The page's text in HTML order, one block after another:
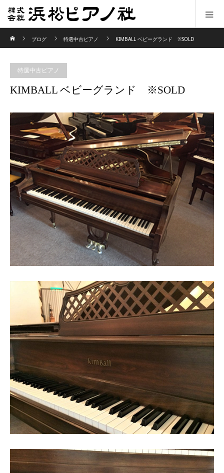
ブログ
特選中古ピアノ KIMBALL ベビーグランド ※SOLD
特選中古ピアノ
KIMBALL ベビーグランド ※SOLD